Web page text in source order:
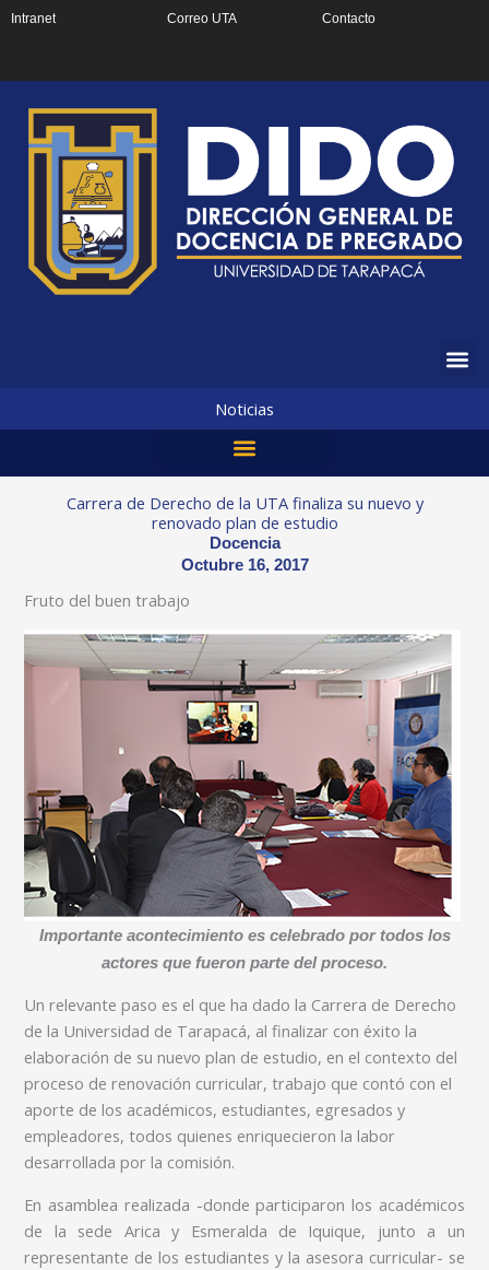
Intranet Correo UTA Contacto
Noticias
Carrera de Derecho de la UTA finaliza su nuevo y
renovado plan de estudio
Docencia
Octubre 16, 2017
Fruto del buen trabajo
Importante acontecimiento es celebrado por todos los
actores que fueron parte del proceso.
Un relevante paso es el que ha dado la Carrera de Derecho
de la Universidad de Tarapacá, al finalizar con éxito la
elaboración de su nuevo plan de estudio, en el contexto del
proceso de renovación curricular, trabajo que contó con el
aporte de los académicos, estudiantes, egresados y
empleadores, todos quienes enriquecieron la labor
desarrollada por la comisión.
En asamblea realizada -donde participaron los académicos
de la sede Arica y Esmeralda de Iquique, junto a un
representante de los estudiantes y la asesora curricular- se